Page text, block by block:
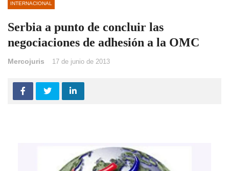
INTERNACIONAL
Serbia a punto de concluir las
negociaciones de adhesión a la OMC
Mercojuris 17 de junio de 2013